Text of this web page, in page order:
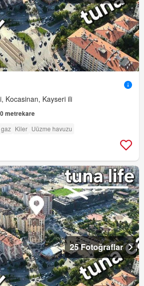
Kocasinan, Kayseri ili
metrekare
Kiler Uüzme havuzu
25 Fotoğraflar